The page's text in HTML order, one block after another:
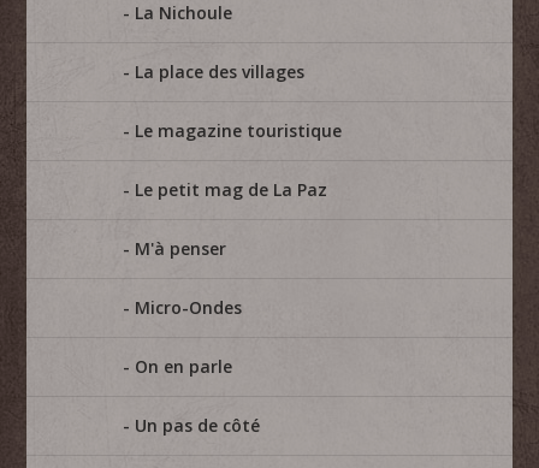
La Nichoule
La place des villages
Le magazine touristique
Le petit mag de La Paz
M'à penser
Micro-Ondes
On en parle
Un pas de côté